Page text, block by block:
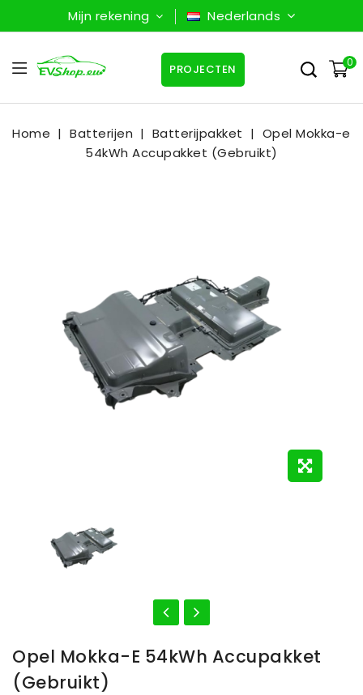
Mijn rekening Nederlands
0
PROJECTEN
Home Batterijen Batterijpakket
Opel Mokka-e
54kWh Accupakket (Gebruikt)
Opel Mokka-E 54kWh Accupakket
(Gebruikt)